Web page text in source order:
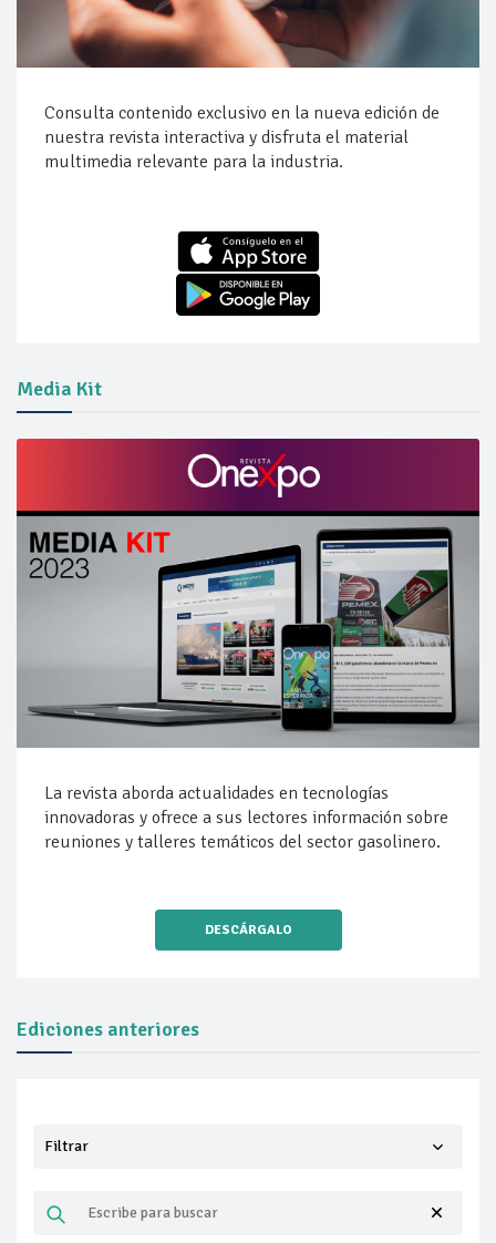
Consulta contenido exclusivo en la nueva edición de
nuestra revista interactiva y disfruta el material
multimedia relevante para la industria.
Media Kit
La revista aborda actualidades en tecnologías
innovadoras y ofrece a sus lectores información sobre
reuniones y talleres temáticos del sector gasolinero.
DESCÁRGALO
Ediciones anteriores